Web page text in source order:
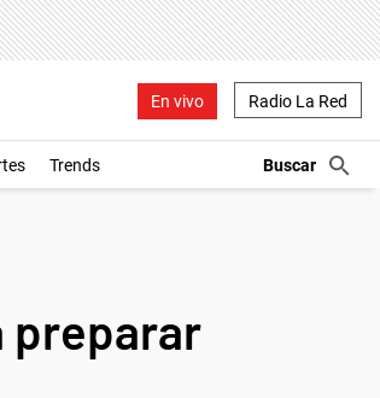
En vivo Radio La Red
Trends
preparar